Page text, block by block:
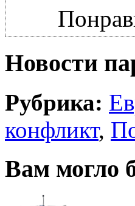
Новости
Рубрика:
конфликт,
Вам могло